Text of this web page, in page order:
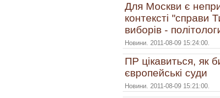
Для Москви є
контексті "справи
виборів -
Новини. 2011-08-09 15:24:00.
ПР цікавиться, як
європейські суди
Новини. 2011-08-09 15:21:00.